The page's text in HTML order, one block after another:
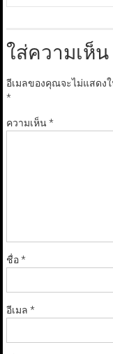
ใส่ความเห็น
อีเมลของคุณจะไม่แสดง
*
ความเห็น*
ชื่อ*
อีเมล *